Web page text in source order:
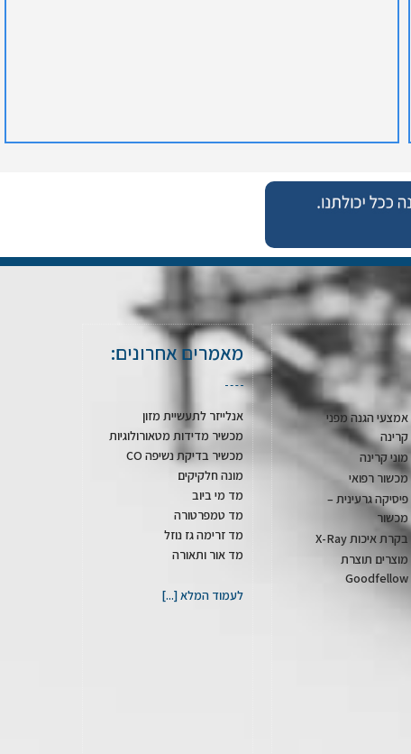
אמצעי הגנה מפני
קרינה
מוני קרינה
מכשור רפואי
פיסיקה גרעינית –
מכשור
בקרת איכות X-Ray
מוצרים תוצרת
Goodfellow
מאמרים אחרונים:
אנלייזר לתעשיית מזון
מכשיר מדידות מטאורולוגיות
מכשיר בדיקת נשיפה CO
מונה חלקיקים
מד מי ביוב
מד טמפרטורה
מד זרימה גז נוזל
מד אור ותאורה
לעמוד המלא [...]